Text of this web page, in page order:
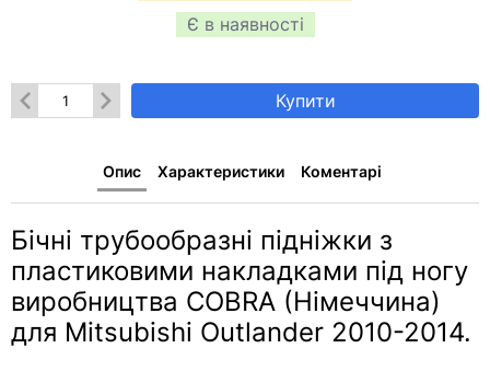
Є в наявності
Купити
Опис Характеристики Коментарі
Бічні трубообразні підніжки з
пластиковими накладками під ногу
виробництва COBRA (Німеччина)
для Mitsubishi Outlander 2010-2014.